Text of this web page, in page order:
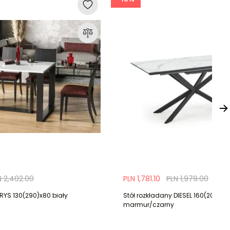
2,402.00
130(290)x80 biały
PLN 1,979.00
PLN 1,781.10
Stół rozkładany DIESEL
marmur/czarny